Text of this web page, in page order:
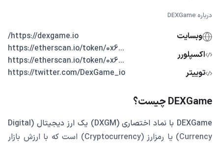
درباره DEXGame
وبسایت
https://dexgame.io/
اکسپلورر
...https://etherscan.io/token/0x6
...https://etherscan.io/token/0x6
توییتر
https://twitter.com/DexGame_io
DEXGame چیست؟
DEXGame با نماد اختصاری (DXGM) یک ارز دیجیتال (Digital
Currency) یا رمزارز (Cryptocurrency) است که با ارزش بازار